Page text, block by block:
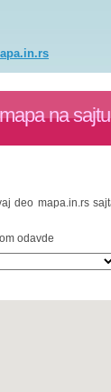
mapa na sajtu
deo mapa.in.rs
odavde